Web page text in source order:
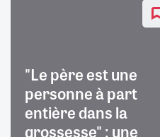
"Le père est une
personne à part
entière dans la
grossesse" : une